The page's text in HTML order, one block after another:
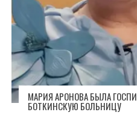
МАРИЯ АРОНОВА БЫЛА
БОТКИНСКУЮ БОЛЬНИЦУ